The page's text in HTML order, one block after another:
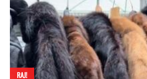
RAJ!